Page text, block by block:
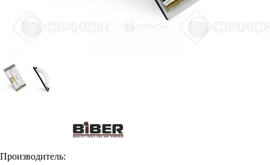
Производитель: